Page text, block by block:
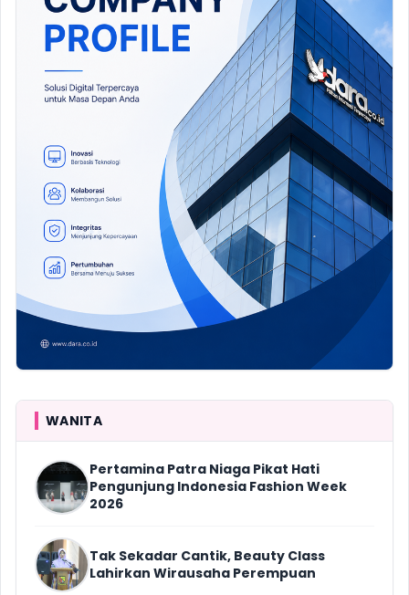
WANITA
Pertamina Patra Niaga Pikat Hati
Pengunjung Indonesia Fashion Week
2026
Tak Sekadar Cantik, Beauty Class
Lahirkan Wirausaha Perempuan